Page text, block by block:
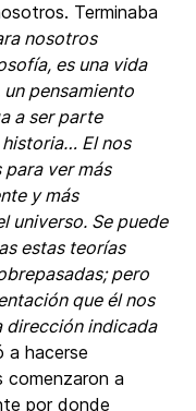
Terminaba
nosotros
es una vida
pensamiento
a ser parte
El nos
ver más
y más
universo. Se puede
estas teorías
pero
que él nos
dirección indicada
a hacerse
a
por donde